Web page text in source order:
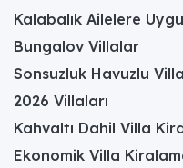
Kalabalık Ailelere
Bungalov Villalar
Sonsuzluk Havuzlu
2026 Villaları
Kahvaltı Dahil Villa
Ekonomik Villa